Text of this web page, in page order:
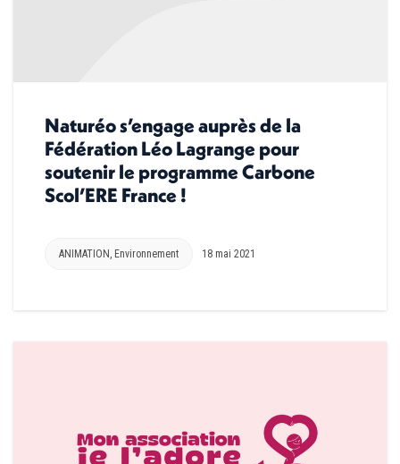
Naturéo s’engage auprès de la
Fédération Léo Lagrange pour
soutenir le programme Carbone
Scol’ERE France !
ANIMATION Environnement 18 mai 2021